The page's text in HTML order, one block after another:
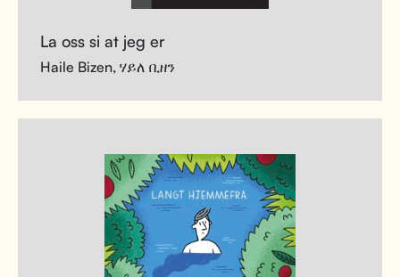
La oss si at jeg er
Haile Bizen, ሃይለ ቢዘን